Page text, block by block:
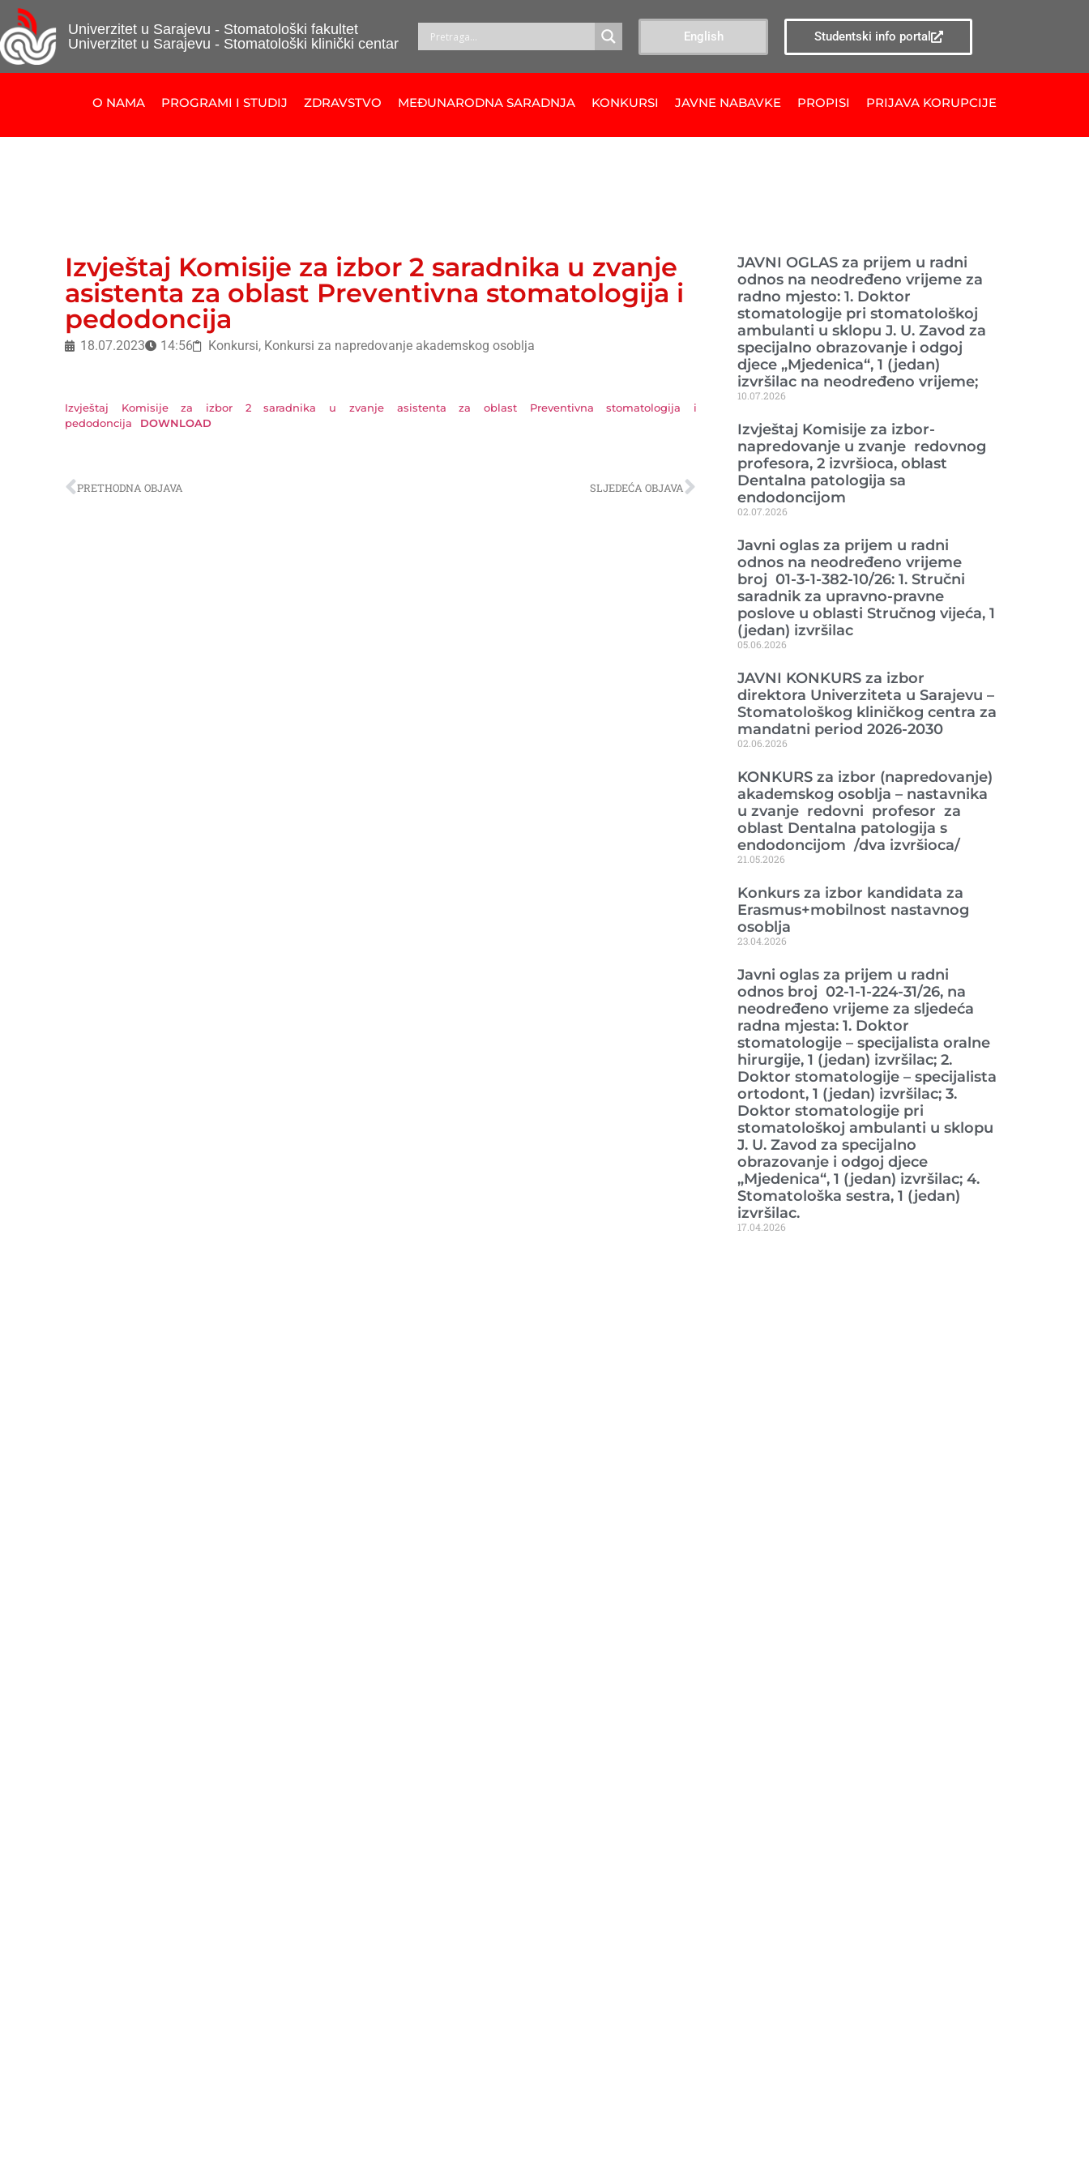
Univerzitet u Sarajevu - Stomatološki fakultet
Univerzitet u Sarajevu - Stomatološki klinički centar
English Studentski info portal
O NAMA PROGRAMI I STUDIJ ZDRAVSTVO MEĐUNARODNA SARADNJA KONKURSI JAVNE NABAVKE PROPISI PRIJAVA KORUPCIJE
Izvještaj Komisije za izbor 2 saradnika u zvanje
asistenta za oblast Preventivna stomatologija i
pedodoncija
18.07.2023 14:56 Konkursi, Konkursi za napredovanje akademskog osoblja
Izvještaj Komisije za izbor 2 saradnika u zvanje asistenta za oblast Preventivna stomatologija i
pedodoncija
DOWNLOAD
PRETHODNA OBJAVA SLJEDEĆA OBJAVA
JAVNI OGLAS za prijem u radni
odnos na neodređeno vrijeme za
radno mjesto: 1. Doktor
stomatologije pri stomatološkoj
ambulanti u sklopu J. U. Zavod za
specijalno obrazovanje i odgoj
djece „Mjedenica“, 1 (jedan)
izvršilac na neodređeno vrijeme;
10.07.2026
Izvještaj Komisije za izbor-
napredovanje u zvanje redovnog
profesora, 2 izvršioca, oblast
Dentalna patologija sa
endodoncijom
02.07.2026
Javni oglas za prijem u radni
odnos na neodređeno vrijeme
broj 01-3-1-382-10/26: 1. Stručni
saradnik za upravno-pravne
poslove u oblasti Stručnog vijeća, 1
(jedan) izvršilac
05.06.2026
JAVNI KONKURS za izbor
direktora Univerziteta u Sarajevu –
Stomatološkog kliničkog centra za
mandatni period 2026-2030
02.06.2026
KONKURS za izbor (napredovanje)
akademskog osoblja – nastavnika
u zvanje redovni profesor za
oblast Dentalna patologija s
endodoncijom /dva izvršioca/
21.05.2026
Konkurs za izbor kandidata za
Erasmus+mobilnost nastavnog
osoblja
23.04.2026
Javni oglas za prijem u radni
odnos broj 02-1-1-224-31/26, na
neodređeno vrijeme za sljedeća
radna mjesta: 1. Doktor
stomatologije – specijalista oralne
hirurgije, 1 (jedan) izvršilac; 2.
Doktor stomatologije – specijalista
ortodont, 1 (jedan) izvršilac; 3.
Doktor stomatologije pri
stomatološkoj ambulanti u sklopu
J. U. Zavod za specijalno
obrazovanje i odgoj djece
„Mjedenica“, 1 (jedan) izvršilac; 4.
Stomatološka sestra, 1 (jedan)
izvršilac.
17.04.2026